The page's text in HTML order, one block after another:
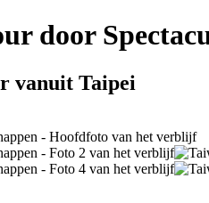
door
vanuit Taipei